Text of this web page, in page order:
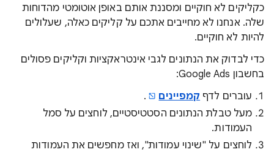
כקליקים לא חוקיים ומסננת אותם באופן אוטומטי מהדוחות
שלה. אנחנו לא מחייבים אתכם על קליקים כאלה, שעלולים
להיות לא חוקיים.
כדי לבדוק את הנתונים לגבי אינטראקציות וקליקים פסולים
בחשבון Google Ads:
עוברים לדף קמפיינים
.
מעל טבלת הנתונים הסטטיסטיים, לוחצים על סמל
העמודות.
לוחצים על "שינוי עמודות", ואז מחפשים את העמודות